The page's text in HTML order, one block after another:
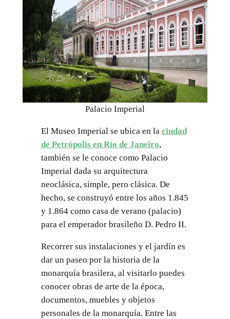
Palacio Imperial
El Museo Imperial se ubica en la ciudad
de Petrópolis en Río de Janeiro,
también se le conoce como Palacio
Imperial dada su arquitectura
neoclásica, simple, pero clásica. De
hecho, se construyó entre los años 1.845
y 1.864 como casa de verano (palacio)
para el emperador brasileño D. Pedro II.
Recorrer sus instalaciones y el jardín es
dar un paseo por la historia de la
monarquía brasilera, al visitarlo puedes
conocer obras de arte de la época,
documentos, muebles y objetos
personales de la monarquía. Entre las